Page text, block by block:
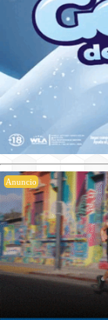
Anuncio